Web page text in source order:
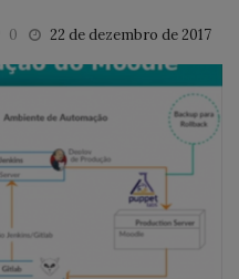
22 de dezembro de 2017
0